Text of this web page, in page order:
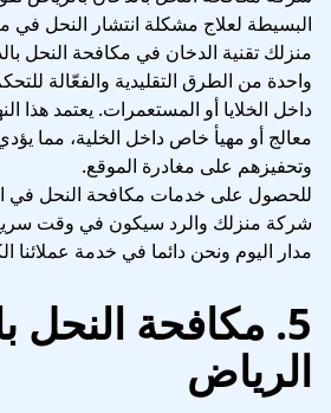
البسيطة لعلاج مشكلة انتشار النحل
منزلك تقنية الدخان في مكافحة النحل
واحدة من الطرق التقليدية والفعّالة
داخل الخلايا أو المستعمرات. يعتمد هذا
معالج أو مهيأ خاص داخل الخلية، مما
وتحفيزهم على مغادرة الموقع.
للحصول على خدمات مكافحة النحل في
شركة منزلك والرد سيكون في وقت
مدار اليوم ونحن دائما في خدمة عملائنا
5. مكافحة النحل
الرياض